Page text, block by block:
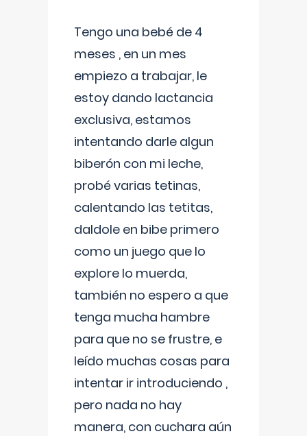
Tengo una bebé de 4
meses , en un mes
empiezo a trabajar, le
estoy dando lactancia
exclusiva, estamos
intentando darle algun
biberón con mi leche,
probé varias tetinas,
calentando las tetitas,
daldole en bibe primero
como un juego que lo
explore lo muerda,
también no espero a que
tenga mucha hambre
para que no se frustre, e
leído muchas cosas para
intentar ir introduciendo ,
pero nada no hay
manera, con cuchara aún